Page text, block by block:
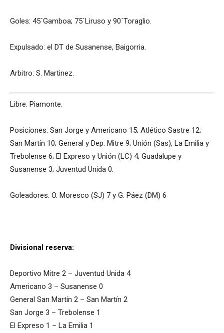
Goles: 45´Gamboa; 75´Liruso y 90´Toraglio.
Expulsado: el DT de Susanense, Baigorria.
Arbitro: S. Martinez.
Libre: Piamonte.
Posiciones: San Jorge y Americano 15; Atlético Sastre 12;
San Martín 10; General y Dep. Mitre 9; Unión (Sas), La Emilia y
Trebolense 6; El Expreso y Unión (LC) 4; Guadalupe y
Susanense 3; Juventud Unida 0.
Goleadores: O. Moresco (SJ) 7 y G. Páez (DM) 6
Divisional reserva:
Deportivo Mitre 2 – Juventud Unida 4
Americano 3 – Susanense 0
General San Martín 2 – San Martín 2
San Jorge 3 – Trebolense 1
El Expreso 1 – La Emilia 1